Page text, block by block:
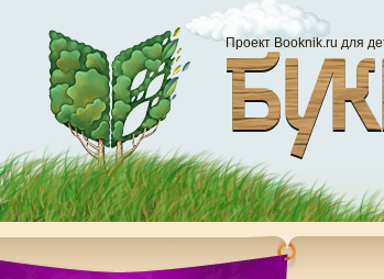
Проект Booknik.ru для